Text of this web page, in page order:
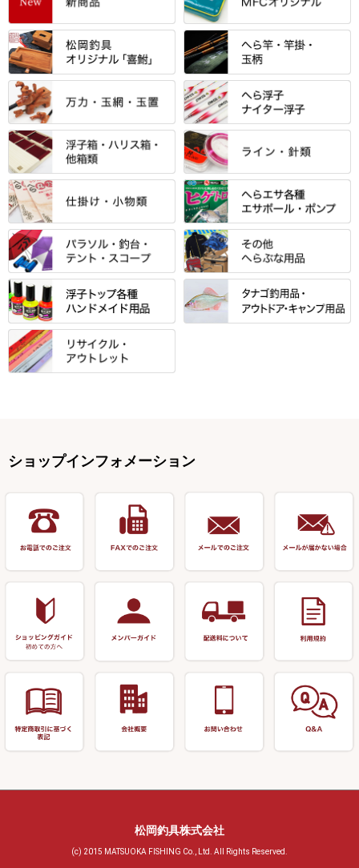
すべて
「雅（みやび）」シリーズ・エ
ントＰＬＵＳシリーズ
エントラント・ＳＰＷシリーズ
スモールクロコダイルシリーズ
エクセーヌ・スエードシリーズ
バッグ・小物ケース・ワッペン
クッション・シート・スカー
ト・エプロン
保護ケース
アクリルシリーズ・アクセサリ
すべて
「至高」シリーズ
万力付お膳
クワセ皿・コブ皿・角皿
浮子筒・浮子箱・ハリス箱・玉
ノ柄スタンド
小物箱・うどん箱・うどん皿
ハサミケース
カウンター
針外し・糸ほどき
すべて
シマノ
ダイワ
がまかつ
サクラ・NISSIN・合成竿・他
光竹作 カーボン竿掛・玉ノ柄
匠絆・かちどき・旋（めぐ
る）・千望・千尋・悠月・その
他
すべて
当店オリジナル「勝俊」作
光竹 製品
松村作（万力）
松村作（先受・その他）
万久作
岐山 製品
逍遥（しょうよう）
玉網（高級品）
替網・仕付糸
玉置（高級品）
万力付お膳・うどん皿
先受・メスネジ・その他
すべて
忠相・一志
昴 ・TOMO
りきや ・ 大祐
心也・士天・狂鬼
伊吹 ・ SATTO
KEN∑HI【ケンシ】
すべて
金鯱 シリーズ
浮子箱
浮子立て・浮子筒
ハリスケース
仕掛箱・小物箱
ハリスメジャー系
すべて
東レ・ラーヂ
サンライン ・ ダン
鬼掛・MARUTO
すべて
ウキ止めストッパー・糸・チュ
ーブ
ウキゴム 遊動式
松葉仕掛用
底取りアイテム
ハサミ
すべて
マルキュー 麩系
マルキュー その他
ポンプ絞り器・ポンプ類
すべて
パラソル
テント
リーズ
釣台 釣宝・その他
すべて
バック＆ロッドケース
偏光サングラス
小物ケース・保護ケース
防寒コーナー
すべて
浮子用素材
塗料用 筆
装飾品
リサイクル 竹竿（～19,999円）
リサイクル 竹竿（深山）
リサイクル 浮子
リサイクル 玉網・玉置・フラ
リサイクル 浮子箱・浮子筒・
アウトレット商品
ショップインフォメーション
松岡釣具株式会社
(c) 2015 MATSUOKA FISHING Co., Ltd. All Rights Reserved.